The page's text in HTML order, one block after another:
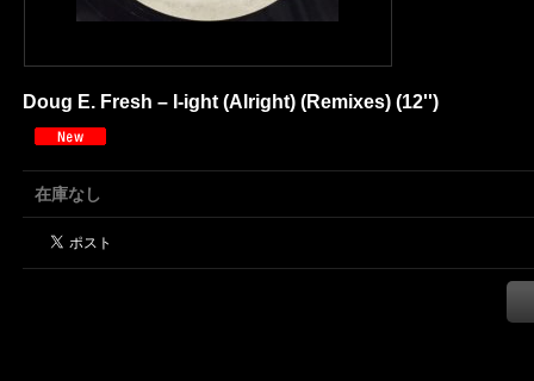
Doug E. Fresh ‎– I-ight (Alright) (Remixes) (12'')
在庫なし